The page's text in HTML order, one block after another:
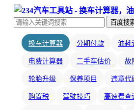
百度搜
换车计算器 分期付款 油耗
电费计算器 二手车估价 故
轮胎升级 保养项目 违章代
购置税 驾驶技巧 高速费查